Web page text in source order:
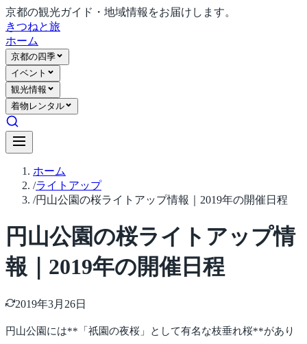
京都の観光ガイド・地域情報をお届けします。
きつねと旅
ホーム
京都の四季
イベント
観光情報
着物レンタル
ホーム
/ライトアップ
/円山公園の桜ライトアップ情報｜2019年の開催日程
円山公園の桜ライトアップ情
報｜2019年の開催日程
2019年3月26日
円山公園には**「祇園の夜桜」として有名な枝垂れ桜**があり